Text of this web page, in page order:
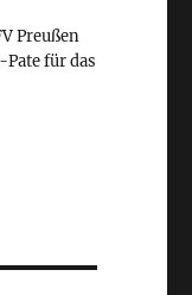
Preußen
für das